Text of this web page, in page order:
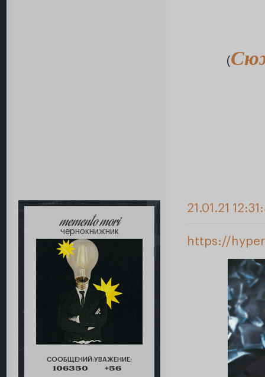
(
memento mori
чернокнижник
СООБЩЕНИЙ:
106350
УВАЖЕНИЕ:
+56
21.01.21
https://